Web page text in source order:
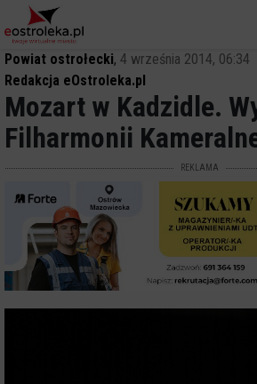
Powiat ostrołecki, 4 września 2014, 06:34
Redakcja eOstroleka.pl
Mozart w Kadzidle.
Filharmonii
REKLAMA